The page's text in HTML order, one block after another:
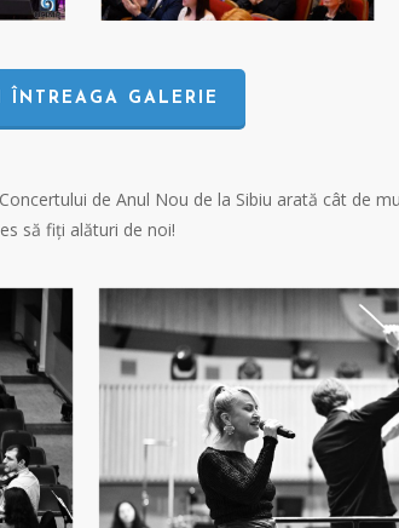
ÎNTREAGA GALERIE
de Anul Nou de la Sibiu arată cât de
să fiți alături de noi!